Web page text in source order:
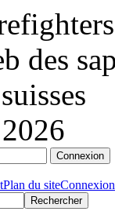
Plan du siteConnexion